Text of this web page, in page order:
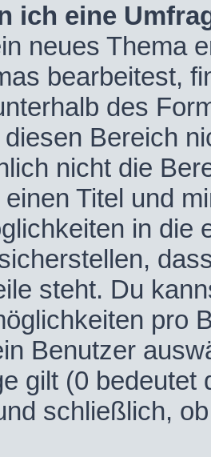
ich eine
neues Thema
bearbeitest,
des
Bereich
nicht die
Titel und
in die
steht. Du
pro
Benutzer
gilt (0 bedeutet
schließlich,